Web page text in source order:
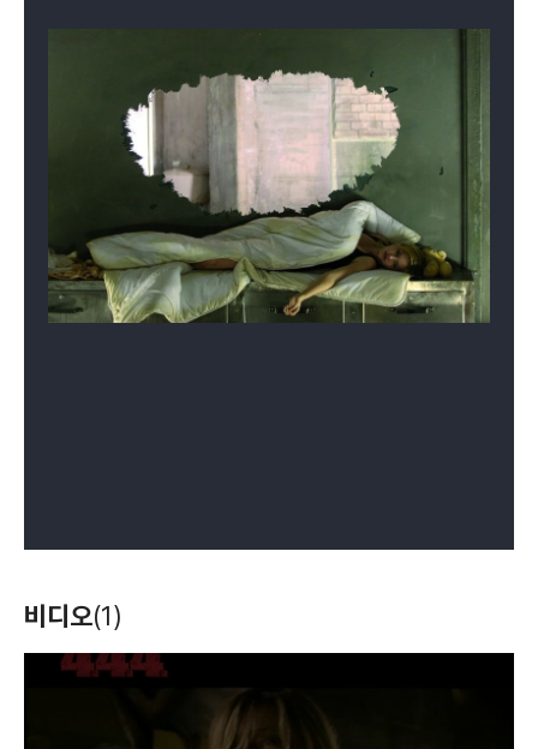
비디오(1)